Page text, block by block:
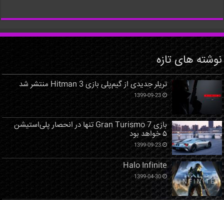
نوشته های تازه
تریلر جدیدی از گیم‌پلی بازی Hitman 3 منتشر شد
1399-09-23
بازی Gran Turismo 7 تنها در انحصار پلی‌استیشن
۵ خواهد بود
1399-09-23
Halo Infinite
1399-04-30